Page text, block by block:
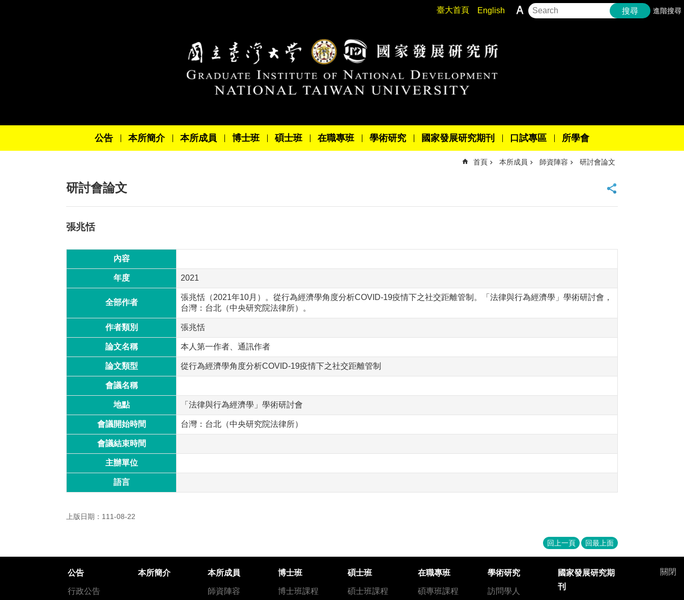
臺大首頁 English 搜尋 進階搜尋
公告 本所簡介 本所成員 博士班 碩士班 在職專班 學術研究 國家發展研究期刊 口試專區 所學會
首頁 本所成員 師資陣容 研討會論文
研討會論文
張兆恬
內容
年度 2021
全部作者
張兆恬（2021年10月）。從行為經濟學角度分析COVID-19疫情下之社交距離管制。「法律與行為經濟學」學術研討會，
台灣：台北（中央研究院法律所）。
作者類別 張兆恬
論文名稱 本人第一作者、通訊作者
論文類型 從行為經濟學角度分析COVID-19疫情下之社交距離管制
會議名稱
地點 「法律與行為經濟學」學術研討會
會議開始時間 台灣：台北（中央研究院法律所）
會議結束時間
主辦單位
語言
上版日期：111-08-22
回上一頁 回最上面
關閉
公告
行政公告
本所簡介 本所成員
師資陣容
博士班
博士班課程
碩士班
碩士班課程
在職專班
碩專班課程
學術研究
訪問學人
國家發展研究期
刊